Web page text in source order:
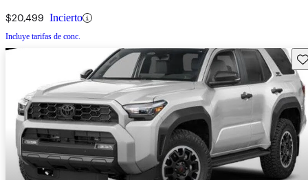
$20,499 Incierto
Incluye tarifas de conc.